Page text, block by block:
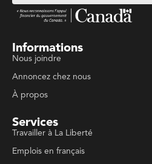
Informations
Nous joindre
Annoncez chez nous
À propos
Services
Travailler à La Liberté
Emplois en français